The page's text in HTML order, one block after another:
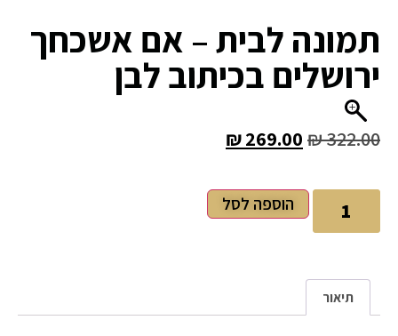
תמונה לבית – אם אשכחך
ירושלים בכיתוב לבן
₪322.00
₪269.00
הוספה לסל
תיאור